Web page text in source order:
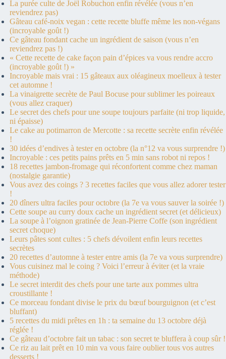
La purée culte de Joël Robuchon enfin révélée (vous n’en
reviendrez pas)
Gâteau café-noix vegan : cette recette bluffe même les non-végans
(incroyable goût !)
Ce gâteau fondant cache un ingrédient de saison (vous n’en
reviendrez pas !)
« Cette recette de cake façon pain d’épices va vous rendre accro
(incroyable goût !) »
Incroyable mais vrai : 15 gâteaux aux oléagineux moelleux à tester
cet automne !
La vinaigrette secrète de Paul Bocuse pour sublimer les poireaux
(vous allez craquer)
Le secret des chefs pour une soupe toujours parfaite (ni trop liquide,
ni épaisse)
Le cake au potimarron de Mercotte : sa recette secrète enfin révélée
!
30 idées d’endives à tester en octobre (la n°12 va vous surprendre !)
Incroyable : ces petits pains prêts en 5 min sans robot ni repos !
18 recettes jambon-fromage qui réconfortent comme chez maman
(nostalgie garantie)
Vous avez des coings ? 3 recettes faciles que vous allez adorer tester
!
20 dîners ultra faciles pour octobre (la 7e va vous sauver la soirée !)
Cette soupe au curry doux cache un ingrédient secret (et délicieux)
La soupe à l’oignon gratinée de Jean-Pierre Coffe (son ingrédient
secret choque)
Leurs pâtes sont cultes : 5 chefs dévoilent enfin leurs recettes
secrètes
20 recettes d’automne à tester entre amis (la 7e va vous surprendre)
Vous cuisinez mal le coing ? Voici l’erreur à éviter (et la vraie
méthode)
Le secret interdit des chefs pour une tarte aux pommes ultra
croustillante !
Ce morceau fondant divise le prix du bœuf bourguignon (et c’est
bluffant)
5 recettes du midi prêtes en 1h : ta semaine du 13 octobre déjà
réglée !
Ce gâteau d’octobre fait un tabac : son secret te bluffera à coup sûr !
Ce riz au lait prêt en 10 min va vous faire oublier tous vos autres
desserts !